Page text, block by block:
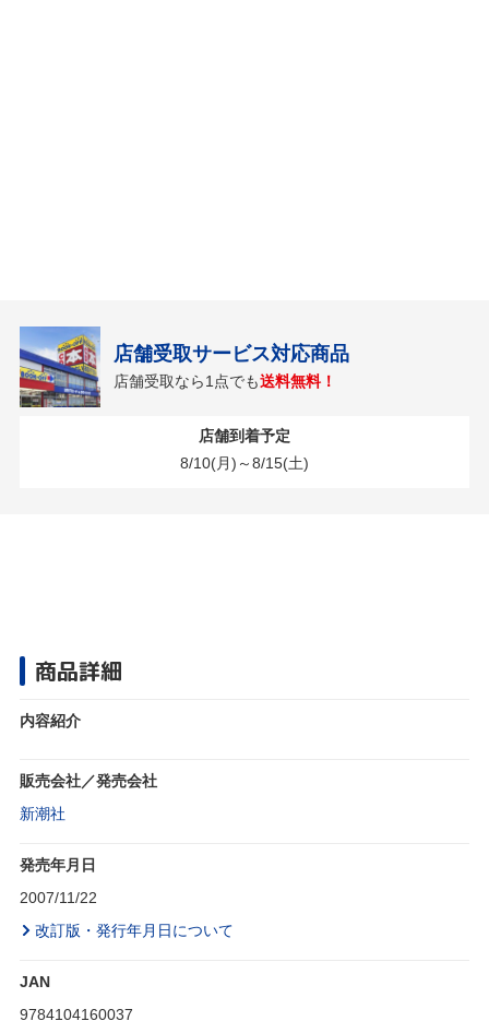
店舗受取サービス対応商品
店舗受取なら1点でも送料無料！
店舗到着予定
8/10(月)～8/15(土)
商品詳細
内容紹介
販売会社／発売会社
新潮社
発売年月日
2007/11/22
改訂版・発行年月日について
JAN
9784104160037